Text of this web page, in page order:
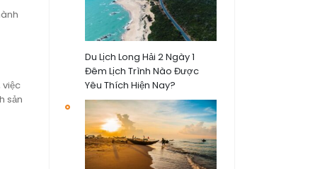
việc
sản
Du Lịch Long Hải 2 Ngày 1
Đêm Lịch Trình Nào Được
Yêu Thích Hiện Nay?